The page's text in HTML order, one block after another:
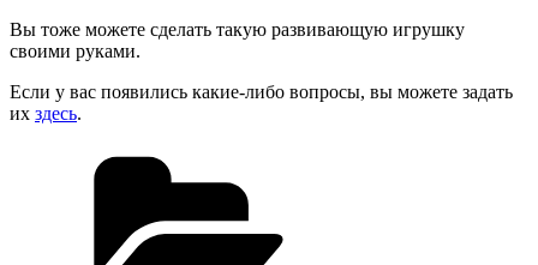
Вы тоже можете сделать такую развивающую игрушку
своими руками.
Если у вас появились какие-либо вопросы, вы можете задать
их здесь.